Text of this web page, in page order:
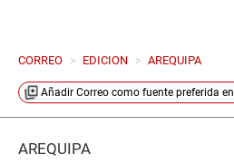
CORREO > EDICION > AREQUIPA
Añadir Correo como fuente preferida en
AREQUIPA